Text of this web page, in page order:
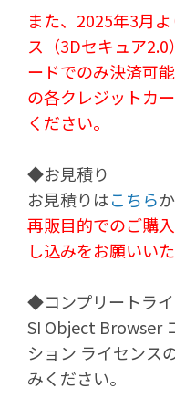
また、2025年3月
ス（3Dセキュア
ードでのみ決済可
の各クレジットカ
ください。
◆お見積り
お見積りはこちら
再販目的でのご購
し込みをお願いいた
◆コンプリートラ
SI Object Browser
ション ライセンス
みください。